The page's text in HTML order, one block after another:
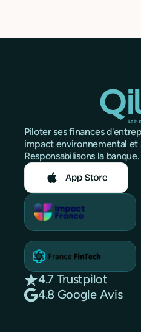
Piloter ses finances
impact environnemental et
Responsabilisons la banque.
4.7 Trustpilot
4.8 Google Avis